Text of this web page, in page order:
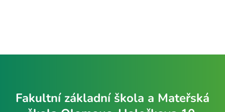
Fakultní základní škola a Mateřská